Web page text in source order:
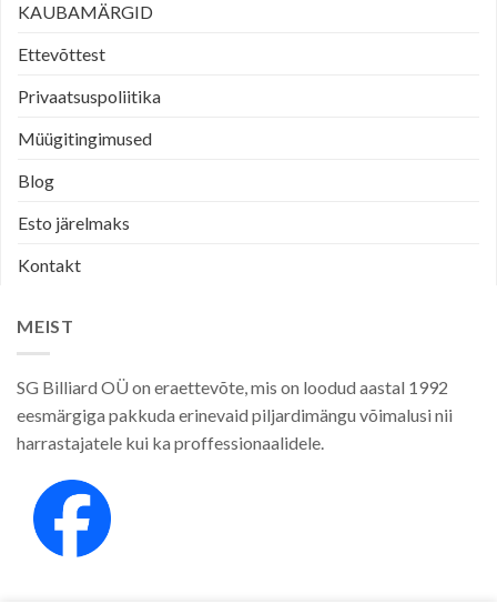
KAUBAMÄRGID
Ettevõttest
Privaatsuspoliitika
Müügitingimused
Blog
Esto järelmaks
Kontakt
MEIST
SG Billiard OÜ on eraettevõte, mis on loodud aastal 1992
eesmärgiga pakkuda erinevaid piljardimängu võimalusi nii
harrastajatele kui ka proffessionaalidele.